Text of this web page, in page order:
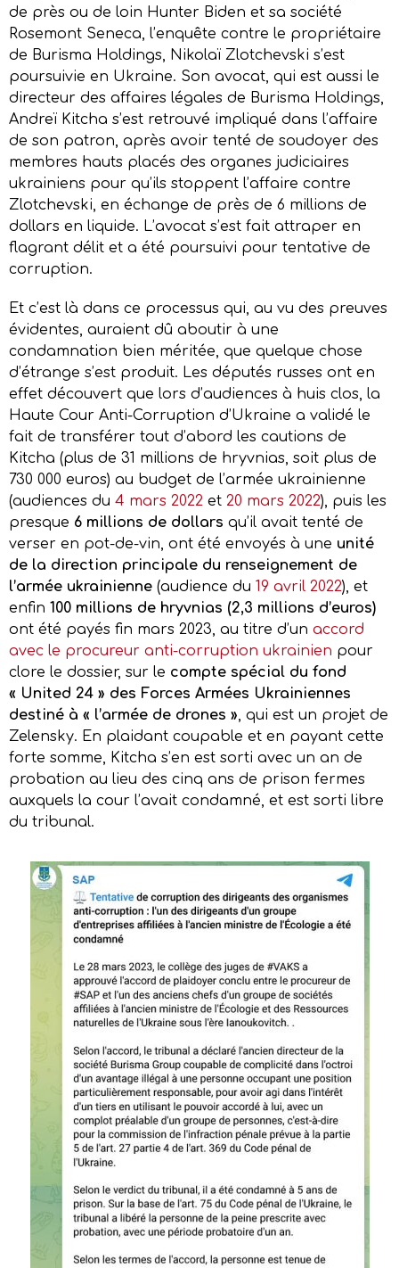
de près ou de loin Hunter Biden et sa société
Rosemont Seneca, l’enquête contre le propriétaire
de Burisma Holdings, Nikolaï Zlotchevski s’est
poursuivie en Ukraine. Son avocat, qui est aussi le
directeur des affaires légales de Burisma Holdings,
Andreï Kitcha s’est retrouvé impliqué dans l’affaire
de son patron, après avoir tenté de soudoyer des
membres hauts placés des organes judiciaires
ukrainiens pour qu’ils stoppent l’affaire contre
Zlotchevski, en échange de près de 6 millions de
dollars en liquide. L’avocat s’est fait attraper en
flagrant délit et a été poursuivi pour tentative de
corruption.
Et c’est là dans ce processus qui, au vu des preuves
évidentes, auraient dû aboutir à une
condamnation bien méritée, que quelque chose
d’étrange s’est produit. Les députés russes ont en
effet découvert que lors d’audiences à huis clos, la
Haute Cour Anti-Corruption d’Ukraine a validé le
fait de transférer tout d’abord les cautions de
Kitcha (plus de 31 millions de hryvnias, soit plus de
730 000 euros) au budget de l’armée ukrainienne
(audiences du 4 mars 2022 et 20 mars 2022), puis les
presque 6 millions de dollars qu’il avait tenté de
verser en pot-de-vin, ont été envoyés à une unité
de la direction principale du renseignement de
l’armée ukrainienne (audience du 19 avril 2022), et
enfin 100 millions de hryvnias (2,3 millions d’euros)
ont été payés fin mars 2023, au titre d’un accord
avec le procureur anti-corruption ukrainien pour
clore le dossier, sur le compte spécial du fond
« United 24 » des Forces Armées Ukrainiennes
destiné à « l’armée de drones » , qui est un projet de
Zelensky. En plaidant coupable et en payant cette
forte somme, Kitcha s’en est sorti avec un an de
probation au lieu des cinq ans de prison fermes
auxquels la cour l’avait condamné, et est sorti libre
du tribunal.